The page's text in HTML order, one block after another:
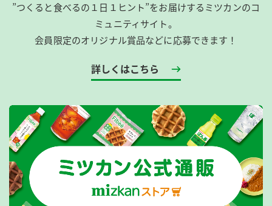
”つくると食べるの１日１ヒント”をお届けするミツカンのコ
ミュニティサイト。
会員限定のオリジナル賞品などに応募できます！
詳しくはこちら